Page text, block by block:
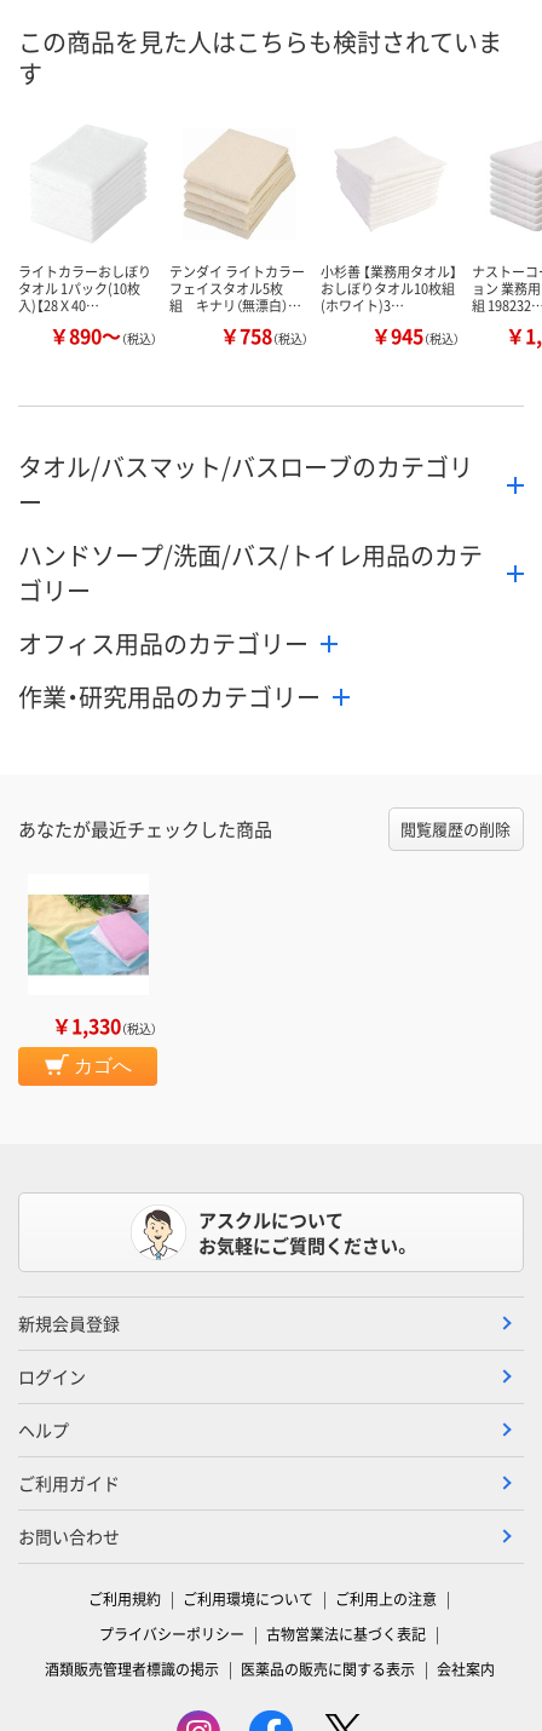
カゴへ カゴへ
この商品を見た人はこちらも検討されていま
す
ライトカラーおしぼり
タオル 1パック(10枚
入)【28Ｘ40…
￥890～（税込）
テンダイ ライトカラー
フェイスタオル5枚
組 キナリ（無漂白）…
￥758（税込）
小杉善 【業務用タオル】
おしぼりタオル10枚組
(ホワイト)3…
￥945（税込）
ナストー
ョン 業務
組
￥
タオル/バスマット/バスローブのカテゴリ
ー
ハンドソープ/洗面/バス/トイレ用品のカテ
ゴリー
オフィス用品のカテゴリー
作業・研究用品のカテゴリー
あなたが最近チェックした商品 閲覧履歴の削除
￥1,330（税込）
カゴへ
アスクルについて
お気軽にご質問ください。
新規会員登録
ログイン
ヘルプ
ご利用ガイド
お問い合わせ
ご利用規約 ご利用環境について
ご利用上の注意
プライバシーポリシー
古物営業法に基づく表記
酒類販売管理者標識の掲示
医薬品の販売に関する表示 会社案内